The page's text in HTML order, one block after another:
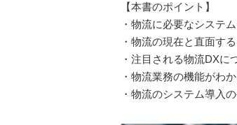
【本書のポイント】
・物流に必要なシステ
・物流の現在と直面す
・注目される物流DXに
・物流業務の機能がわ
・物流のシステム導入